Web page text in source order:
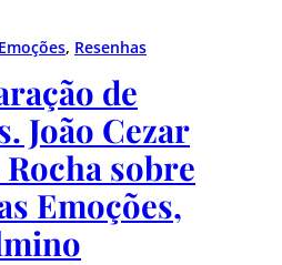
, Resenhas
de
João Cezar
sobre
Emoções,